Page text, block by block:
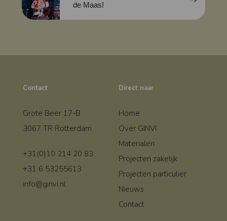
de Maas!
Contact
Grote Beer 17-B
3067 TR Rotterdam
+31(0)10 214 20 83
+31 6 53255613
info@ginvi.nl
Direct naar
Home
Over GINVI
Materialen
Projecten zakelijk
Projecten particulier
Nieuws
Contact